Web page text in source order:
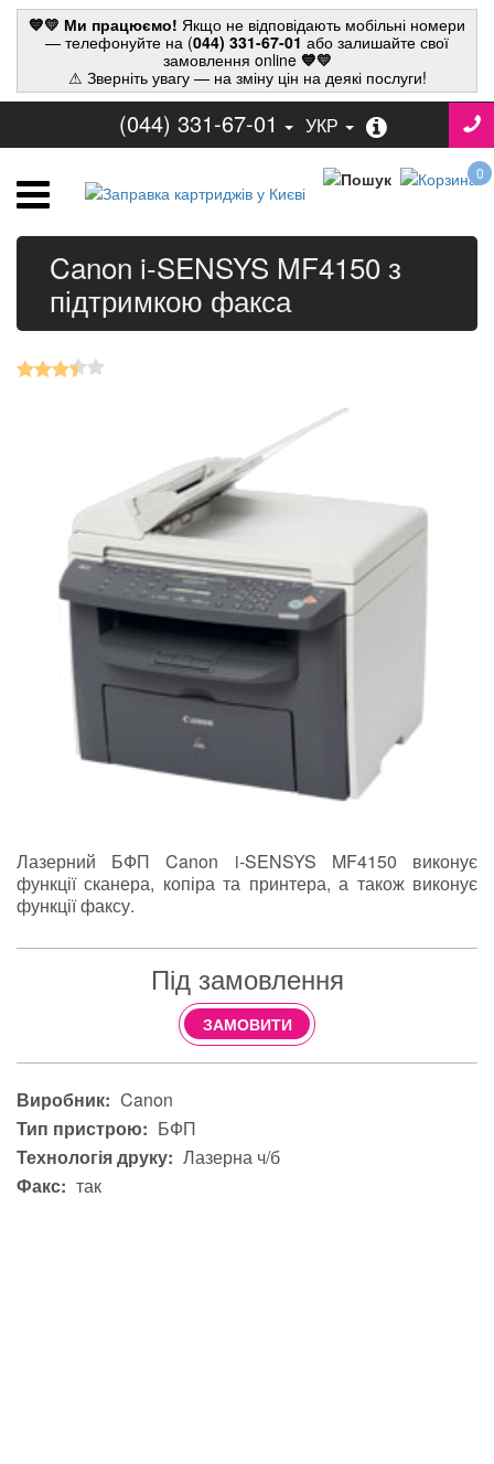
💙💛 Ми працюємо! Якщо не відповідають мобільні номери
— телефонуйте на (044) 331-67-01 або залишайте свої
замовлення online💙💛
⚠ Зверніть увагу — на зміну цін на деякі послуги!
(044) 331-67-01 УКР
0
Canon i-SENSYS MF4150 з
підтримкою факса
Лазерний БФП Canon i-SENSYS MF4150 виконує
функції сканера, копіра та принтера, а також виконує
функції факсу.
Під замовлення
ЗАМОВИТИ
Виробник: Canon
Тип пристрою: БФП
Технологія друку: Лазерна ч/б
Факс: так